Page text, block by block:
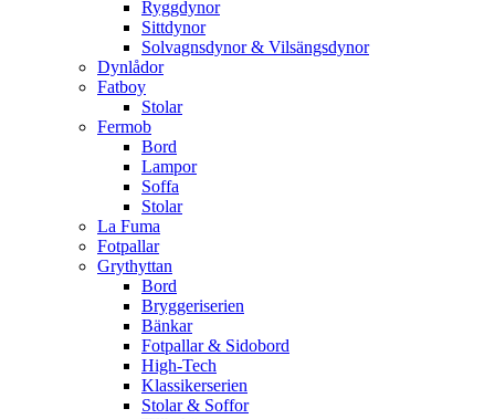
Ryggdynor
Sittdynor
Solvagnsdynor & Vilsängsdynor
Dynlådor
Fatboy
Stolar
Fermob
Bord
Lampor
Soffa
Stolar
La Fuma
Fotpallar
Grythyttan
Bord
Bryggeriserien
Bänkar
Fotpallar & Sidobord
High-Tech
Klassikerserien
Stolar & Soffor